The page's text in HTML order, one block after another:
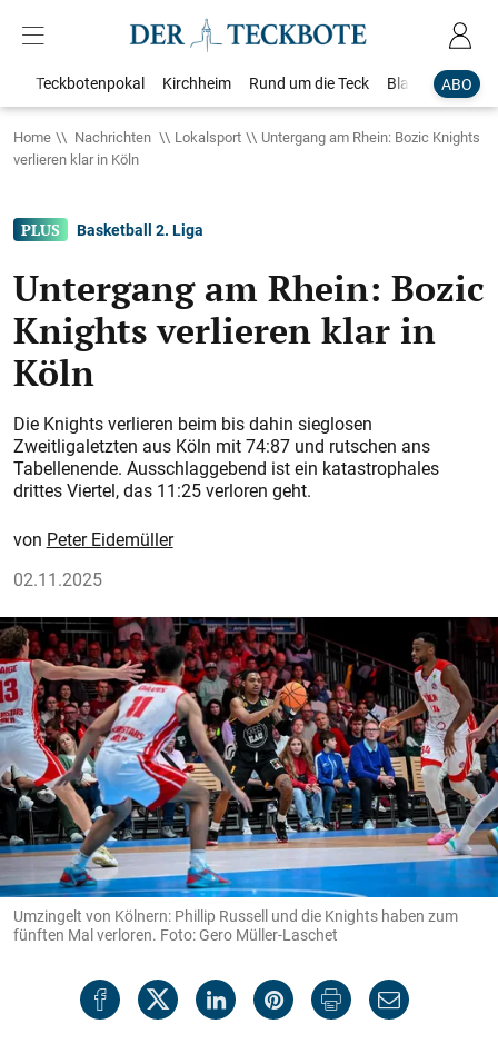
ABO
Teckbotenpokal Kirchheim Rund um die Teck Blaulicht
Home Nachrichten Lokalsport
Untergang am Rhein: Bozic Knights
verlieren klar in Köln
Basketball 2. Liga
Untergang am Rhein: Bozic
Knights verlieren klar in
Köln
Die Knights verlieren beim bis dahin sieglosen
Zweitligaletzten aus Köln mit 74:87 und rutschen ans
Tabellenende. Ausschlaggebend ist ein katastrophales
drittes Viertel, das 11:25 verloren geht.
Peter Eidemüller
02.11.2025
Umzingelt von Kölnern: Phillip Russell und die Knights haben zum
fünften Mal verloren. Foto: Gero Müller-Laschet